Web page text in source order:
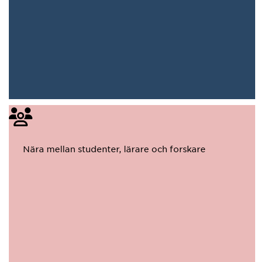
Nära mellan studenter, lärare och forskare